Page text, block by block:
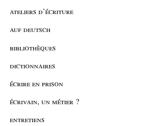
ateliers d’écriture
auf deutsch
bibliothèques
dictionnaires
écrire en prison
écrivain, un métier ?
entretiens